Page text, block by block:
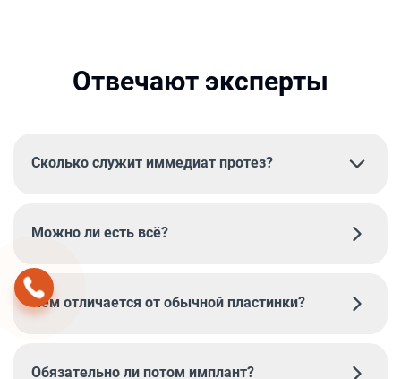
Отвечают эксперты
Сколько служит иммедиат протез?
Можно ли есть всё?
Чем отличается от обычной пластинки?
Обязательно ли потом имплант?